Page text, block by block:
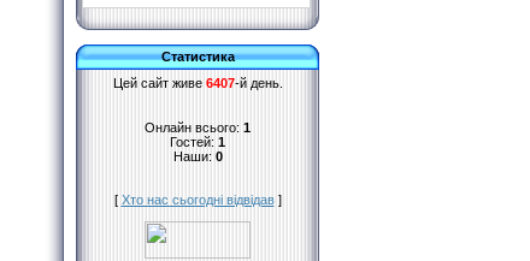
Статистика
Цей сайт живе 6407-й день.
Онлайн всього: 1
Гостей: 1
Наши: 0
[ Хто нас сьогодні відвідав]